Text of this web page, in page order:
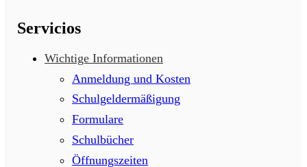
Servicios
Wichtige Informationen
Anmeldung und Kosten
Schulgeldermäßigung
Formulare
Schulbücher
Öffnungszeiten